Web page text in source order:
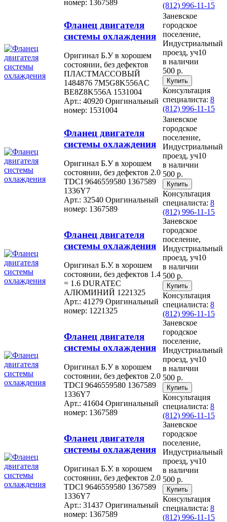
номер: 1367589
(812) 996-11-15
Фланец двигателя
системы охлаждения
Оригинал Б.У в хорошем
состоянии, без дефектов
ПЛАСТМАССОВЫЙ
1484876 7M5G8K556AC
BE8Z8K556A 1531004
Арт.: 40920 Оригинальный
номер: 1531004
Заневское
городское
поселение,
Индустриальный
проезд, уч10
в наличии
500 р.
Консультация
специалиста: 8
(812) 996-11-15
Фланец двигателя
системы охлаждения
Оригинал Б.У в хорошем
состоянии, без дефектов 2.0
TDCI 9646559580 1367589
1336Y7
Арт.: 32540 Оригинальный
номер: 1367589
Заневское
городское
поселение,
Индустриальный
проезд, уч10
в наличии
500 р.
Консультация
специалиста: 8
(812) 996-11-15
Фланец двигателя
системы охлаждения
Оригинал Б.У. в хорошем
состоянии, без дефектов 1.4
= 1.6 DURATEC
АЛЮМИНИЙ 1221325
Арт.: 41279 Оригинальный
номер: 1221325
Заневское
городское
поселение,
Индустриальный
проезд, уч10
в наличии
500 р.
Консультация
специалиста: 8
(812) 996-11-15
Фланец двигателя
системы охлаждения
Оригинал Б.У в хорошем
состоянии, без дефектов 2.0
TDCI 9646559580 1367589
1336Y7
Арт.: 41604 Оригинальный
номер: 1367589
Заневское
городское
поселение,
Индустриальный
проезд, уч10
в наличии
500 р.
Консультация
специалиста: 8
(812) 996-11-15
Фланец двигателя
системы охлаждения
Оригинал Б.У. в хорошем
состоянии, без дефектов 2.0
TDCI 9646559580 1367589
1336Y7
Арт.: 31437 Оригинальный
номер: 1367589
Заневское
городское
поселение,
Индустриальный
проезд, уч10
в наличии
500 р.
Консультация
специалиста: 8
(812) 996-11-15